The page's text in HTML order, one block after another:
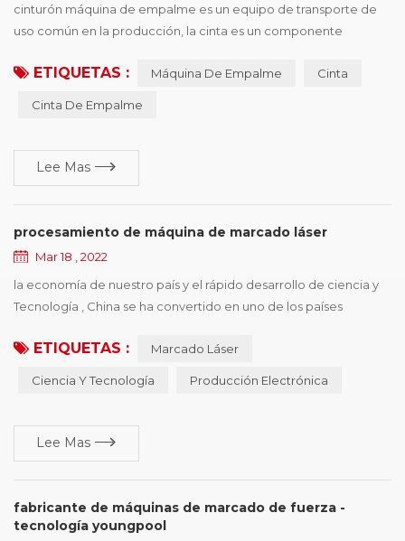
cinturón máquina de empalme es un equipo de transporte de
uso común en la producción, la cinta es un componente
que se cinta aparece en diversas formas de daño, afectará la
seis tipos de formas de daño comunes, y presenta sugerencias
ETIQUETAS : Máquina De Empalme Cinta
Cinta De Empalme
Lee Mas
procesamiento de máquina de marcado láser
Mar 18 , 2022
la economía de nuestro país y el rápido desarrollo de ciencia y
Tecnología , China se ha convertido en uno de los países
prolificidad en la electrónica , y el poder de desarrollo ,, pero
fabricación de tipo de copia , el principio de máquina de
ETIQUETAS : Marcado Láser
Ciencia Y Tecnología Producción Electrónica
Lee Mas
fabricante de máquinas de marcado de fuerza -
tecnología youngpool